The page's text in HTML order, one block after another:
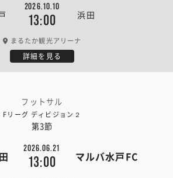
2026.10.10
13:00 浜田
まるたか観光アリーナ
詳細を見る
フットサル
Fリーグ ディビジョン２
第3節
2026.06.21
13:00 マルバ水戸FC